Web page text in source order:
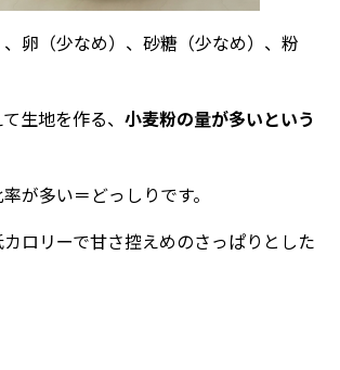
卵（少なめ）、砂糖（少なめ）、粉
生地を作る、 小麦粉の量が多いという
が多い＝どっしりです。
ロリーで甘さ控えめのさっぱりとした